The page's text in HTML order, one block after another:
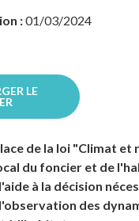
:01/03/2024
LE
de la loi "Climat et
du foncier et de
à la décision
des